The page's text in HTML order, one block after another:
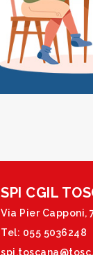
SPI CGIL
Via Pier Capponi,
Tel: 055 5036248